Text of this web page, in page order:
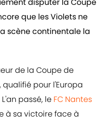
que les Violets ne
scène continentale la
de la Coupe de
pour l'Europa
passé, le FC Nantes
à sa victoire face à